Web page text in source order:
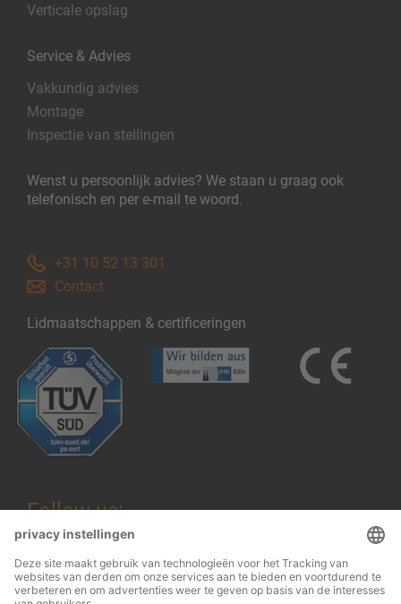
Verticale opslag
Service & Advies
Vakkundig advies
Montage
Inspectie van stellingen
Wenst u persoonlijk advies? We staan u graag ook
telefonisch en per e-mail te woord.
+31 10 52 13 301
Contact
Lidmaatschappen & certificeringen
Follow us: